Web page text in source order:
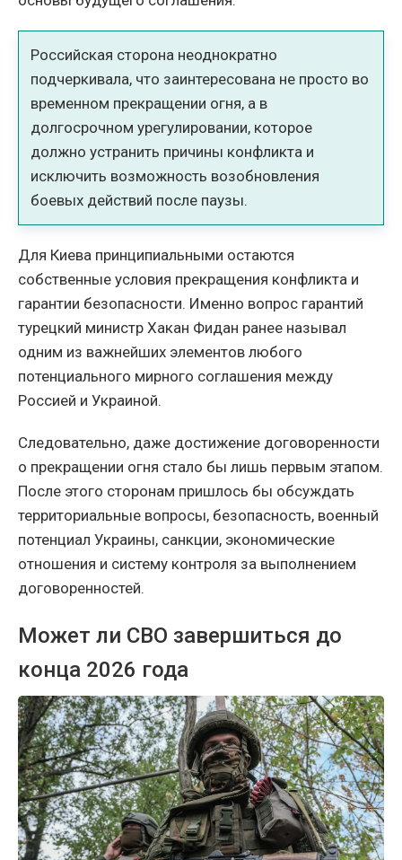
Российская сторона неоднократно
подчеркивала, что заинтересована не просто во
временном прекращении огня, а в
долгосрочном урегулировании, которое
должно устранить причины конфликта и
исключить возможность возобновления
боевых действий после паузы.
Для Киева принципиальными остаются
собственные условия прекращения конфликта и
гарантии безопасности. Именно вопрос гарантий
турецкий министр Хакан Фидан ранее называл
одним из важнейших элементов любого
потенциального мирного соглашения между
Россией и Украиной.
Следовательно, даже достижение договоренности
о прекращении огня стало бы лишь первым этапом.
После этого сторонам пришлось бы обсуждать
территориальные вопросы, безопасность, военный
потенциал Украины, санкции, экономические
отношения и систему контроля за выполнением
договоренностей.
Может ли СВО завершиться до
конца 2026 года